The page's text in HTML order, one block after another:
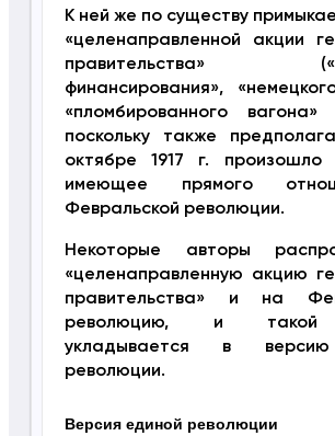
К ней же по существу
«целенаправленной акции
правительства»
финансирования»,
«пломбированного
поскольку также
октябре 1917 г. произошло
имеющее прямого
Февральской революции.
Некоторые авторы
«целенаправленную акцию
правительства» и на
революцию, и такой
укладывается в
революции.
Версия единой революции